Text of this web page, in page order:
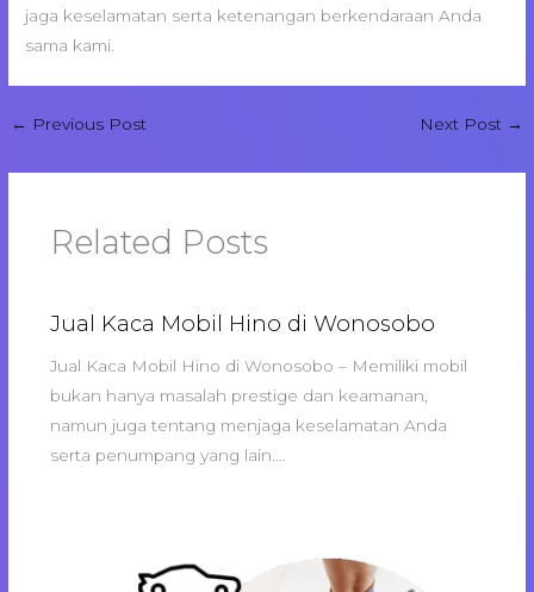
jaga keselamatan serta ketenangan berkendaraan Anda
sama kami.
← Previous Post Next Post →
Related Posts
Jual Kaca Mobil Hino di Wonosobo
Jual Kaca Mobil Hino di Wonosobo – Memiliki mobil
bukan hanya masalah prestige dan keamanan,
namun juga tentang menjaga keselamatan Anda
serta penumpang yang lain.…